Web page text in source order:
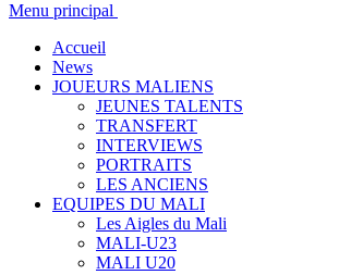
Menu principal
Accueil
News
JOUEURS MALIENS
JEUNES TALENTS
TRANSFERT
INTERVIEWS
PORTRAITS
LES ANCIENS
EQUIPES DU MALI
Les Aigles du Mali
MALI-U23
MALI U20